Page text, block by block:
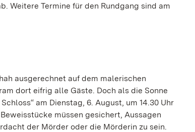
Weitere Termine für den Rundgang sind am
ausgerechnet auf dem malerischen
dort eifrig alle Gäste. Doch als die Sonne
am Dienstag, 6. August, um 14.30 Uhr
müssen gesichert, Aussagen
der Mörder oder die Mörderin zu sein.